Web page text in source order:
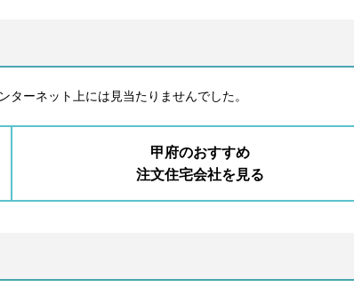
ーネット上には見当たりませんでした。
甲府のおすすめ
注文住宅会社を見る